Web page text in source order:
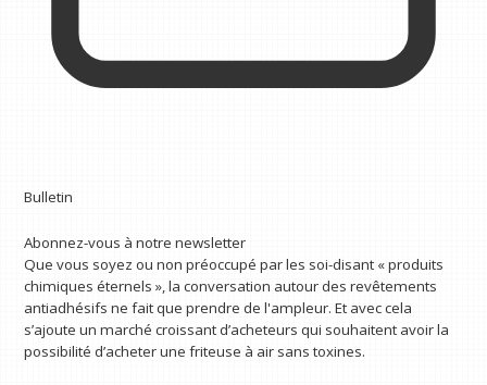
Bulletin
Abonnez-vous à notre newsletter
Que vous soyez ou non préoccupé par les soi-disant « produits
chimiques éternels », la conversation autour des revêtements
antiadhésifs ne fait que prendre de l'ampleur. Et avec cela
s’ajoute un marché croissant d’acheteurs qui souhaitent avoir la
possibilité d’acheter une friteuse à air sans toxines.